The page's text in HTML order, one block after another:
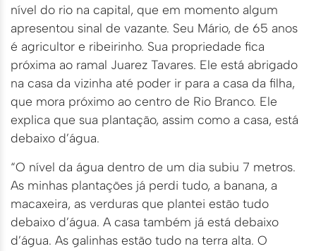
nível do rio na capital, que em momento algum
apresentou sinal de vazante. Seu Mário, de 65 anos
é agricultor e ribeirinho. Sua propriedade fica
próxima ao ramal Juarez Tavares. Ele está abrigado
na casa da vizinha até poder ir para a casa da filha,
que mora próximo ao centro de Rio Branco. Ele
explica que sua plantação, assim como a casa, está
debaixo d’água.
“O nível da água dentro de um dia subiu 7 metros.
As minhas plantações já perdi tudo, a banana, a
macaxeira, as verduras que plantei estão tudo
debaixo d’água. A casa também já está debaixo
d’água. As galinhas estão tudo na terra alta. O